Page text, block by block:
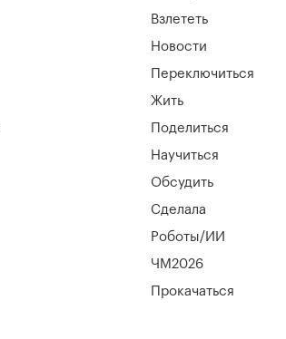
Взлететь
Новости
Переключиться
Жить
Поделиться
Научиться
Обсудить
Сделала
Роботы/ИИ
ЧМ2026
Прокачаться